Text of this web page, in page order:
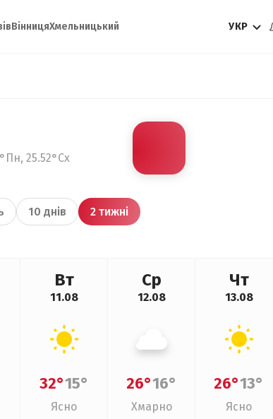
ВінницяХмельницький УКР
25.52°Сх
10 днів 2 тижні
Вт
11.08
32°15°
Ясно
Ср
12.08
26°16°
Хмарно
Чт
13.08
26°13°
Ясно